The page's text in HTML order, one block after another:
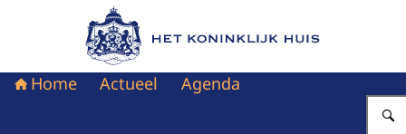
Naar de homepage van Het Koninklijk Huis
Home Actueel Agenda